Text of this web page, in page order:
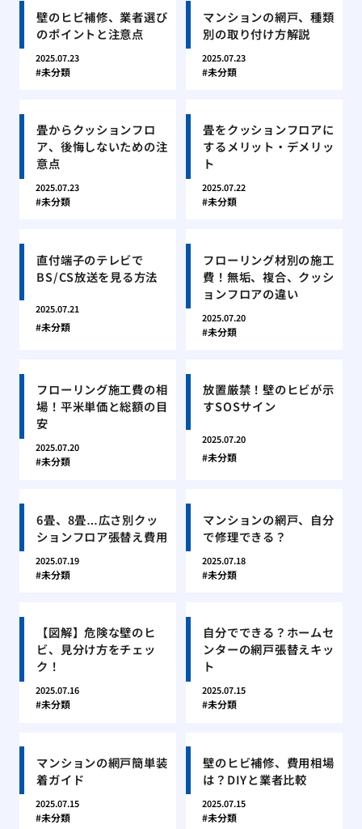
壁のヒビ補修、業者選び
のポイントと注意点
2025.07.23
未分類
マンションの網戸、種類
別の取り付け方解説
2025.07.23
未分類
畳からクッションフロ
ア、後悔しないための注
意点
2025.07.23
未分類
畳をクッションフロアに
するメリット・デメリッ
ト
2025.07.22
未分類
直付端子のテレビで
BS/CS放送を見る方法
2025.07.21
未分類
フローリング材別の施工
費！無垢、複合、クッシ
ョンフロアの違い
2025.07.20
未分類
フローリング施工費の相
場！平米単価と総額の目
安
2025.07.20
未分類
放置厳禁！壁のヒビが示
すSOSサイン
2025.07.20
未分類
6畳、8畳…広さ別クッ
ションフロア張替え費用
2025.07.19
未分類
マンションの網戸、自分
で修理できる？
2025.07.18
未分類
【図解】危険な壁のヒ
ビ、見分け方をチェッ
ク！
2025.07.16
未分類
自分でできる？ホームセ
ンターの網戸張替えキッ
ト
2025.07.15
未分類
マンションの網戸簡単装
着ガイド
2025.07.15
未分類
壁のヒビ補修、費用相場
は？DIYと業者比較
2025.07.15
未分類